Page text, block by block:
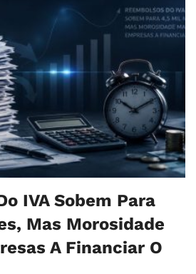
IVA Sobem Para
Mas Morosidade
A Financiar O